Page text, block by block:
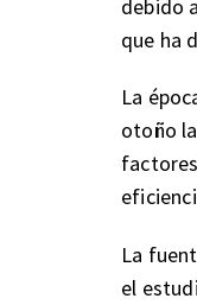
debido
que ha
La
otoño
La
el